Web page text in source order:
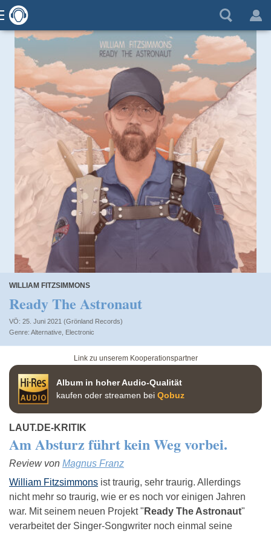
WILLIAM FITZSIMMONS
Ready The Astronaut
VÖ: 25. Juni 2021 (Grönland Records)
Alternative Electronic
Link zu unserem Kooperationspartner
Album in hoher Audio-Qualität
kaufen oder streamen bei Qobuz
LAUT.DE-KRITIK
Am Absturz führt kein Weg vorbei.
Review von Magnus Franz
William Fitzsimmons ist traurig, sehr traurig. Allerdings
nicht mehr so traurig, wie er es noch vor einigen Jahren
war. Mit seinem neuen Projekt " Ready The Astronaut"
verarbeitet der Singer-Songwriter noch einmal seine